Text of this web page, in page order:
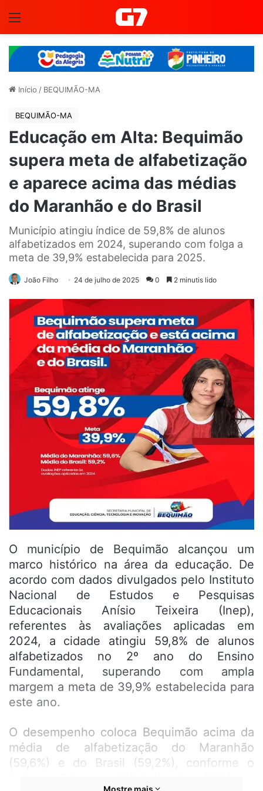
Início / BEQUIMÃO-MA
BEQUIMÃO-MA
Educação em Alta: Bequimão
supera meta de alfabetização
e aparece acima das médias
do Maranhão e do Brasil
Município atingiu índice de 59,8% de alunos
alfabetizados em 2024, superando com folga a
meta de 39,9% estabelecida para 2025.
João Filho 24 de julho de 2025 0 2 minutis lido
O município de Bequimão alcançou um
marco histórico na área da educação. De
acordo com dados divulgados pelo Instituto
Nacional de Estudos e Pesquisas
Educacionais Anísio Teixeira (Inep),
referentes às avaliações aplicadas em
2024, a cidade atingiu 59,8% de alunos
alfabetizados no 2º ano do Ensino
Fundamental, superando com ampla
margem a meta de 39,9% estabelecida para
este ano.
O desempenho coloca Bequimão acima da
média de alfabetização do Maranhão
(59,6%) e do Brasil (59,2%), conforme o